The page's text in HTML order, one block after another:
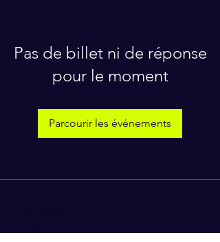
Pas de billet ni de réponse
pour le moment
Parcourir les événements